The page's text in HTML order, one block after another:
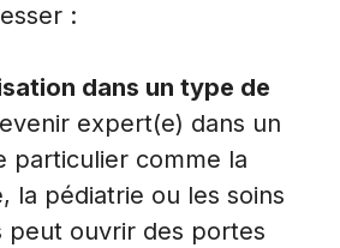
:
dans un type de
expert(e) dans un
particulier comme la
la pédiatrie ou les soins
peut ouvrir des portes